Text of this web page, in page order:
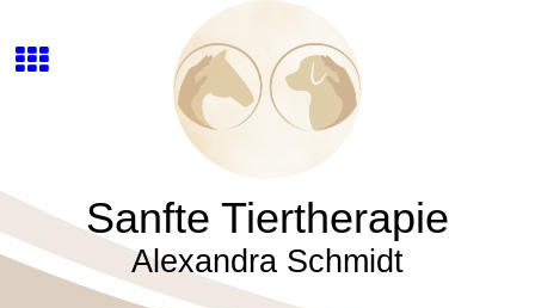
Sanfte Tiertherapie
Alexandra Schmidt